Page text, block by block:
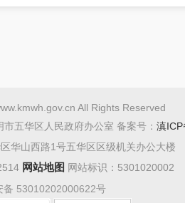
All Rights Reserved
五华区人民政府办公室 备案号： 滇
华山西路1号五华区区级机关办公大楼
网站地图 网站标识：5301020002
备 53010202000622号